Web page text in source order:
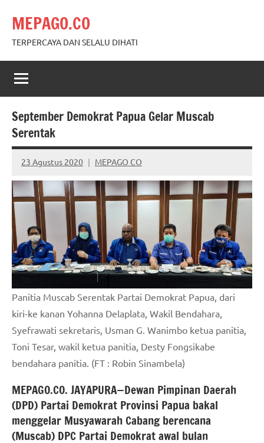
content
MEPAGO.CO
TERPERCAYA DAN SELALU DIHATI
September Demokrat Papua Gelar Muscab
Serentak
23 Agustus 2020 MEPAGO CO
No
comments
Panitia Muscab Serentak Partai Demokrat Papua, dari
kiri-ke kanan Yohanna Delaplata, Wakil Bendahara,
Syefrawati sekretaris, Usman G. Wanimbo ketua panitia,
Toni Tesar, wakil ketua panitia, Desty Fongsikabe
bendahara panitia. (FT : Robin Sinambela)
MEPAGO.CO. JAYAPURA—Dewan Pimpinan Daerah
(DPD) Partai Demokrat Provinsi Papua bakal
menggelar Musyawarah Cabang berencana
(Muscab) DPC Partai Demokrat awal bulan